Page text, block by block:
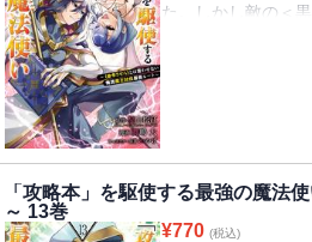
た。しかし敵の＜
エリスが軍師とし
「攻略本」を駆使する最強の魔法
～ 13巻
¥770 (税込)